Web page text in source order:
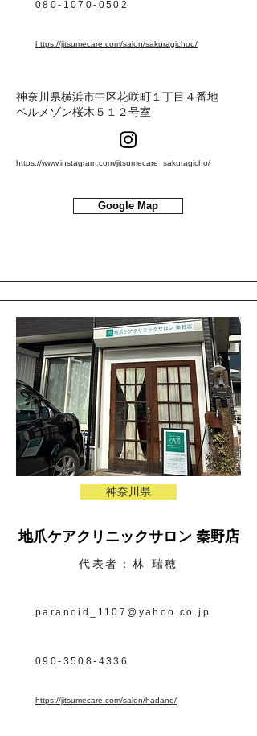
080-1070-0502
https://jitsumecare.com/salon/sakuragichou/
神奈川県横浜市中区花咲町１丁目４番地
ベルメゾン桜木５１２号室
https://www.instagram.com/jitsumecare_sakuragicho/
Google Map
神奈川県
地爪ケアクリニックサロン 秦野店
代表者：林 瑞穂
paranoid_1107@yahoo.co.jp
090-3508-4336
https://jitsumecare.com/salon/hadano/